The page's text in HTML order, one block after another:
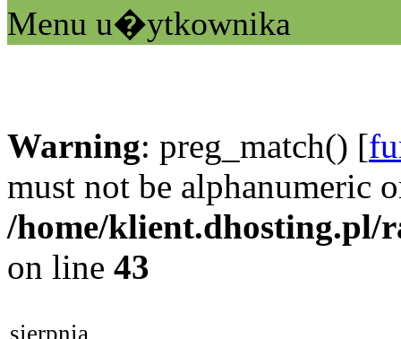
Menu u�ytkownika
Warning: preg_match() [
must not be alphanumeric
/home/klient.dhosting.pl/
on line 43
sierpnia